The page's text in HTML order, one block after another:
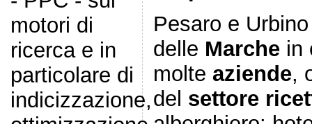
motori di
ricerca e in
particolare di
indicizzazione,
Pesaro e
delle Marchein
molte aziende,
del settore